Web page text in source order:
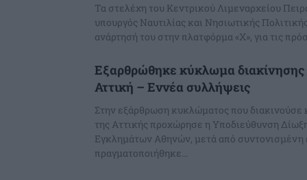
Τα στελέχη του Κεντρικού Λιμεναρχείου
υπουργός Ναυτιλίας και Νησιωτικής
ανάρτησή του στην πλατφόρμα «X», για τις
Εξαρθρώθηκε κύκλωμα διακίνησης
Αττική – Εννέα συλλήψεις
Στην εξάρθρωση κυκλώματος που διακινούσε
της Αττικής προχώρησε η Υποδιεύθυνση
Εγκλημάτων Αθηνών, μετά από συντονισμένη
πραγματοποιήθηκε...